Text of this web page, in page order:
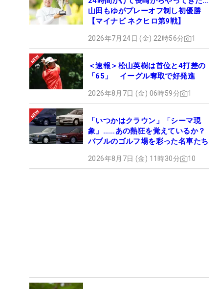
山田もゆがプレーオフ制し初優勝
【マイナビ ネクヒロ第9戦】
2026年7月24日 (金) 22時56分 1
＜速報＞松山英樹は首位と4打差の
「65」 イーグル奪取で好発進
2026年8月7日 (金) 06時59分 1
「いつかはクラウン」「シーマ現
象」……あの熱狂を覚えているか？
バブルのゴルフ場を彩った名車たち
2026年8月7日 (金) 11時30分 10